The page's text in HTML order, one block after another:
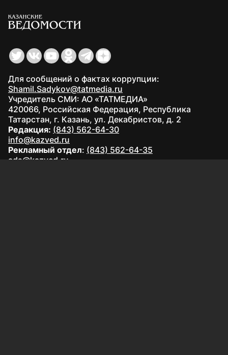
Для сообщений о фактах коррупции:
Shamil.Sadykov@tatmedia.ru
Учредитель СМИ: АО «ТАТМЕДИА»
420066, Российская Федерация, Республика
Татарстан, г. Казань, ул. Декабристов, д. 2
Редакция: (843) 562-64-30
info@kazved.ru
Рекламный отдел: (843) 562-64-35
ads@kazved.ru